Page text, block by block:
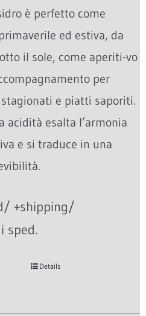
è perfetto come
ed estiva, da
il sole, come aperiti-vo
per
e piatti saporiti.
acidità esalta l’armonia
e si traduce in una
+shipping/
sped.
Details